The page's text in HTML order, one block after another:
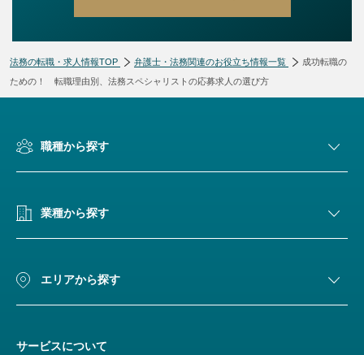
法務の転職・求人情報TOP 弁護士・法務関連のお役立ち情報一覧
成功転職の
ための！ 転職理由別、法務スペシャリストの応募求人の選び方
職種から探す
業種から探す
エリアから探す
サービスについて